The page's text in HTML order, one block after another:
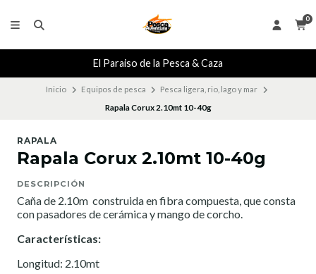
0
El Paraiso de la Pesca & Caza
Inicio Equipos de pesca
Pesca ligera, rio, lago y mar
Rapala Corux 2.10mt 10-40g
RAPALA
Rapala Corux 2.10mt 10-40g
DESCRIPCIÓN
Caña de 2.10m construida en fibra compuesta, que consta
con pasadores de cerámica y mango de corcho.
Características:
Longitud: 2.10mt